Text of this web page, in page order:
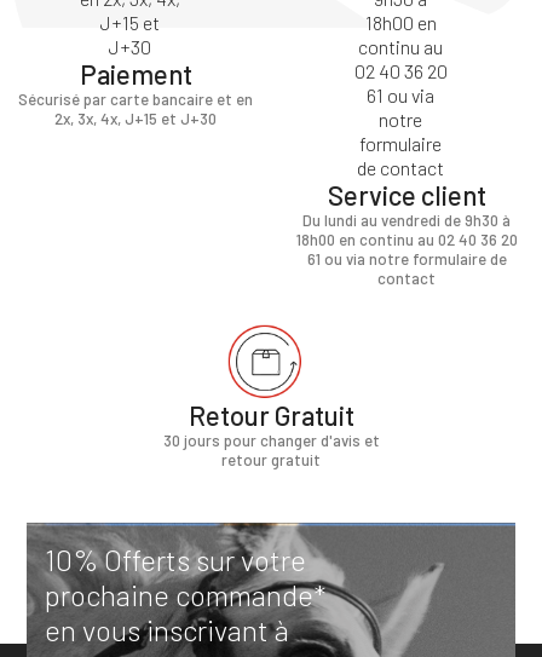
Paiement
Sécurisé par carte bancaire et en
2x, 3x, 4x, J+15 et J+30
Service client
Du lundi au vendredi de 9h30 à
18h00 en continu au 02 40 36 20
61 ou via notre formulaire de
contact
Retour Gratuit
30 jours pour changer d'avis et
retour gratuit
10% Offerts sur votre
prochaine commande*
en vous inscrivant à